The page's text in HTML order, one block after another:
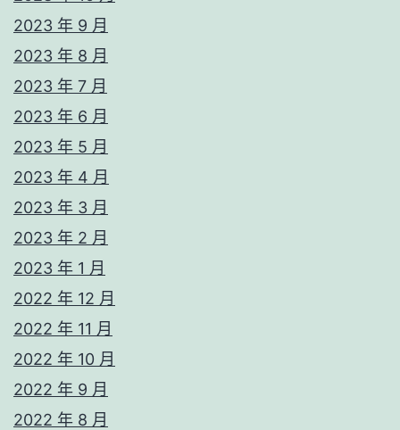
2023 年 9 月
2023 年 8 月
2023 年 7 月
2023 年 6 月
2023 年 5 月
2023 年 4 月
2023 年 3 月
2023 年 2 月
2023 年 1 月
2022 年 12 月
2022 年 11 月
2022 年 10 月
2022 年 9 月
2022 年 8 月